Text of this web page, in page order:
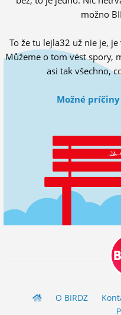
BLOGY
OBRÁZKY
ĽUDIA
ROLETA
možno
To že tu lejla32 už nie je,
Můžeme o tom vést spory,
asi tak všechno,
Možné
O BIRDZ